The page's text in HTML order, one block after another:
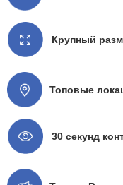
Крупный
Топовые
30 секунд